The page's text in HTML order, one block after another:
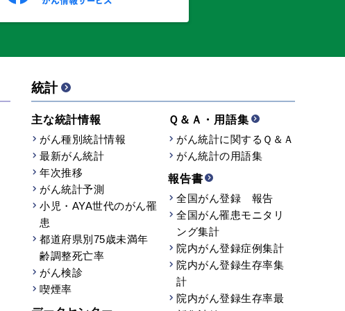
統計
主な統計情報
がん種別統計情報
最新がん統計
年次推移
がん統計予測
小児・AYA世代のがん罹
患
都道府県別75歳未満年
齢調整死亡率
がん検診
喫煙率
Ｑ＆Ａ・用語集
がん統計に関するＱ＆Ａ
がん統計の用語集
報告書
全国がん登録 報告
全国がん罹患モニタリ
ング集計
院内がん登録症例集計
院内がん登録生存率集
計
院内がん登録生存率最